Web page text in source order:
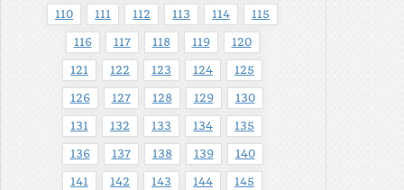
110 111 112 113 114 115
116 117 118 119 120
121 122 123 124 125
126 127 128 129 130
131 132 133 134 135
136 137 138 139 140
141 142 143 144 145